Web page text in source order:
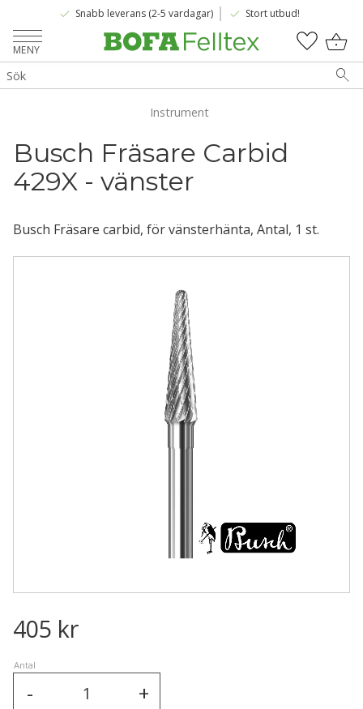
Meny
done Snabb leverans (2-5 vardagar) done Stort utbud!
Instrument
Busch Fräsare Carbid
429X - vänster
Busch Fräsare carbid, för vänsterhänta, Antal, 1 st.
405 kr
Antal
+
-